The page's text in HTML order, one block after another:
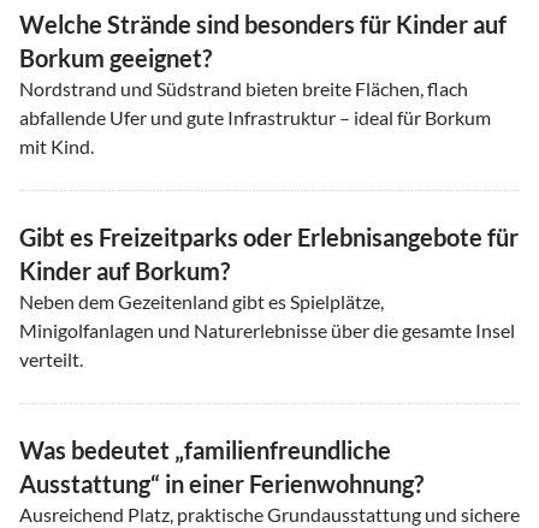
Welche Strände sind besonders für Kinder auf
Borkum geeignet?
Nordstrand und Südstrand bieten breite Flächen, flach
abfallende Ufer und gute Infrastruktur – ideal für Borkum
mit Kind.
Gibt es Freizeitparks oder Erlebnisangebote für
Kinder auf Borkum?
Neben dem Gezeitenland gibt es Spielplätze,
Minigolfanlagen und Naturerlebnisse über die gesamte Insel
verteilt.
Was bedeutet „familienfreundliche
Ausstattung“ in einer Ferienwohnung?
Ausreichend Platz, praktische Grundausstattung und sichere